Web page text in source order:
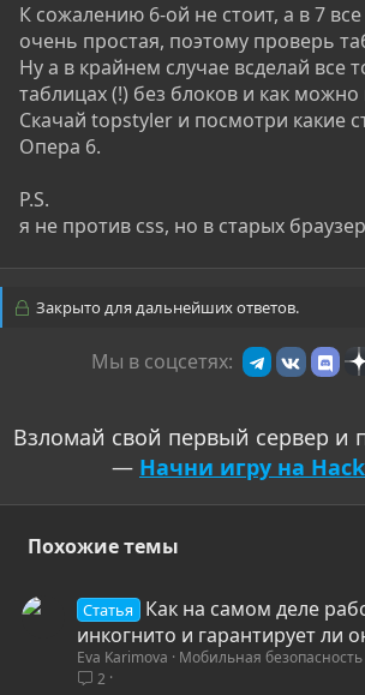
К сожалению 6-ой не стоит, а в 7 все
очень простая, поэтому проверь
Ну а в крайнем случае всделай все
таблицах (!) без блоков и как
Скачай topstyler и посмотри какие
Опера 6.
P.S.
я не против css, но в старых
Закрыто для дальнейших ответов.
Мы в соцсетях:
Взломай свой первый сервер и
— Начни игру на
Похожие темы
Статья
Как на самом деле
инкогнито и гарантирует ли
Eva Karimova
Мобильная безопасность
2